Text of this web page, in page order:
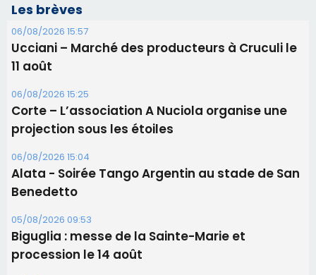
Les brèves
06/08/2026 15:57
Ucciani – Marché des producteurs à Cruculi le
11 août
06/08/2026 15:25
Corte – L’association A Nuciola organise une
projection sous les étoiles
06/08/2026 15:04
Alata - Soirée Tango Argentin au stade de San
Benedetto
05/08/2026 09:53
Biguglia : messe de la Sainte-Marie et
procession le 14 août